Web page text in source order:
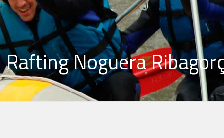
Rafting Noguera